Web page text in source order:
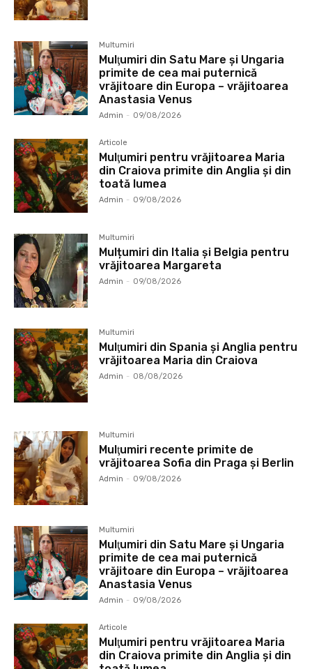
Multumiri
Mulţumiri din Satu Mare și Ungaria
primite de cea mai puternică
vrăjitoare din Europa – vrăjitoarea
Anastasia Venus
Admin - 09/08/2026
Articole
Mulţumiri pentru vrăjitoarea Maria
din Craiova primite din Anglia și din
toată lumea
Admin - 09/08/2026
Multumiri
Mulțumiri din Italia și Belgia pentru
vrăjitoarea Margareta
Admin - 09/08/2026
Multumiri
Mulţumiri din Spania şi Anglia pentru
vrăjitoarea Maria din Craiova
Admin - 08/08/2026
Multumiri
Mulţumiri recente primite de
vrăjitoarea Sofia din Praga și Berlin
Admin - 09/08/2026
Multumiri
Mulţumiri din Satu Mare și Ungaria
primite de cea mai puternică
vrăjitoare din Europa – vrăjitoarea
Anastasia Venus
Admin - 09/08/2026
Articole
Mulţumiri pentru vrăjitoarea Maria
din Craiova primite din Anglia și din